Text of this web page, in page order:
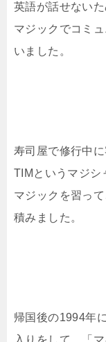
英語が話せない
マジックでコミ
いました。
寿司屋で修行中
TIMというマジシ
マジックを習っ
積みました。
帰国後の1994年